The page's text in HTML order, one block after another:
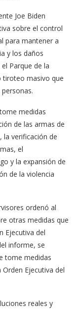
Joe Biden
sobre el control
para mantener a
y los daños
Parque de la
tiroteo masivo que
medidas
de las armas de
la verificación de
el
y la expansión de
de la violencia
ordenó al
otras medidas que
Ejecutiva del
informe, se
tome medidas
Ejecutiva del
reales y